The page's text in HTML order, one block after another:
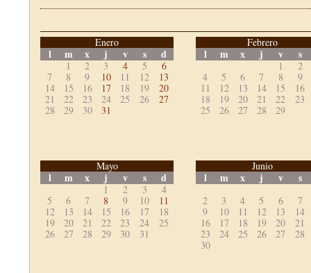
Enero
l m x j v s d
1 2 3 4 5
6
7
8 9 10 11 12
13
14
15 16 17 18 19
20
21
22 23 24 25 26
27
28
29 30 31
Febrero
l m x j v s
1
2
4
5 6 7 8
9
11
12 13 14 15
16
18
19 20 21 22
23
25
26 27 28 29
Mayo
l m x j v s d
1 2 3
4
5
6 7 8 9 10
11
12
13 14 15 16 17
18
19
20 21 22 23 24
25
26
27 28 29 30 31
Junio
l m x j v s
2 3 4 5 6
7
9
10 11 12 13
14
16
17 18 19 20
21
23
24 25 26 27
28
30